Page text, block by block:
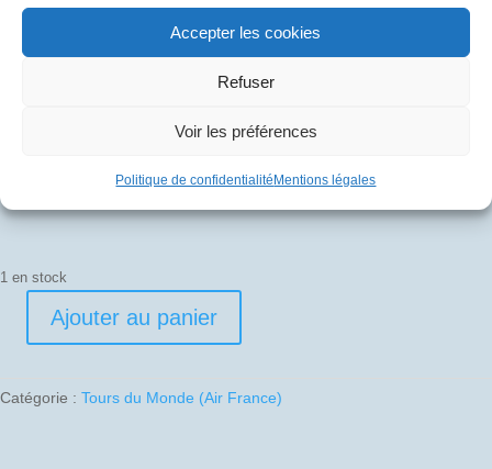
Accepter les cookies
Refuser
Voir les préférences
Politique de confidentialité Mentions légales
1988-11-22 au 1988-12-09 01 F-BTSC – TDM 11
Edouard Chemel (Commandant de bord)
1 en stock
quantité
11-
Ajouter au panier
Catégorie : Tours du Monde (Air France)